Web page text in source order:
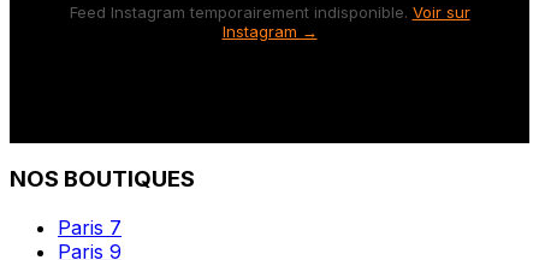
Feed Instagram temporairement indisponible. Voir sur
Instagram →
NOS BOUTIQUES
Paris 7
Paris 9